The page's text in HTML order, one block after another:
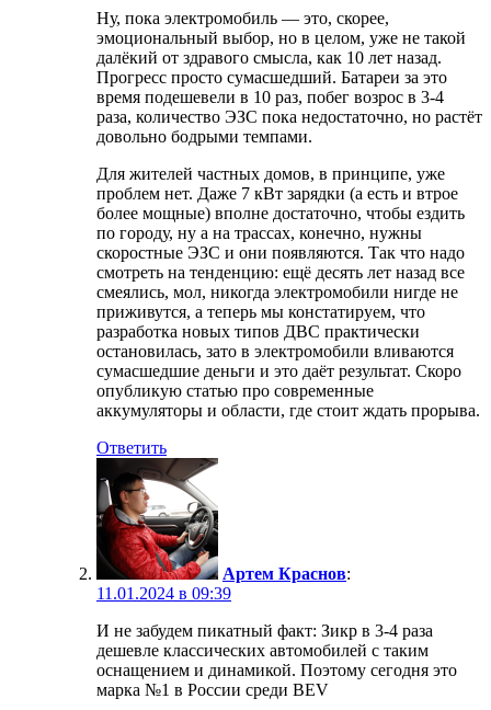
Ну, пока электромобиль — это, скорее,
эмоциональный выбор, но в целом, уже не такой
далёкий от здравого смысла, как 10 лет назад.
Прогресс просто сумасшедший. Батареи за это
время подешевели в 10 раз, побег возрос в 3-4
раза, количество ЭЗС пока недостаточно, но растёт
довольно бодрыми темпами.
Для жителей частных домов, в принципе, уже
проблем нет. Даже 7 кВт зарядки (а есть и втрое
более мощные) вполне достаточно, чтобы ездить
по городу, ну а на трассах, конечно, нужны
скоростные ЭЗС и они появляются. Так что надо
смотреть на тенденцию: ещё десять лет назад все
смеялись, мол, никогда электромобили нигде не
приживутся, а теперь мы констатируем, что
разработка новых типов ДВС практически
остановилась, зато в электромобили вливаются
сумасшедшие деньги и это даёт результат. Скоро
опубликую статью про современные
аккумуляторы и области, где стоит ждать прорыва.
Ответить
Артем Краснов:
11.01.2024 в 09:39
И не забудем пикатный факт: Зикр в 3-4 раза
дешевле классических автомобилей с таким
оснащением и динамикой. Поэтому сегодня это
марка №1 в России среди BEV